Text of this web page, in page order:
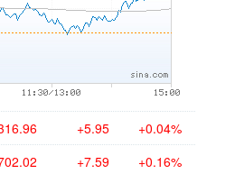
+5.95 +0.04%
+7.59 +0.16%